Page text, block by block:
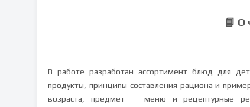
📘 О
В работе разработан ассортимент блюд для
продукты, принципы составления рациона и
возраста, предмет — меню и рецептурные